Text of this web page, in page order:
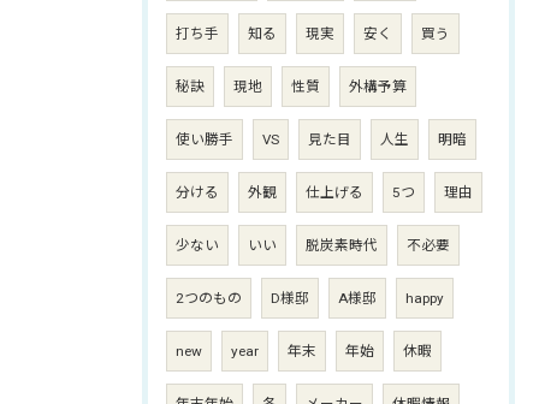
打ち手 知る 現実 安く 買う
秘訣 現地 性質 外構予算
使い勝手 VS 見た目 人生 明暗
分ける 外観 仕上げる 5つ 理由
少ない いい 脱炭素時代 不必要
2つのもの D様邸 A様邸 happy
new year 年末 年始 休暇